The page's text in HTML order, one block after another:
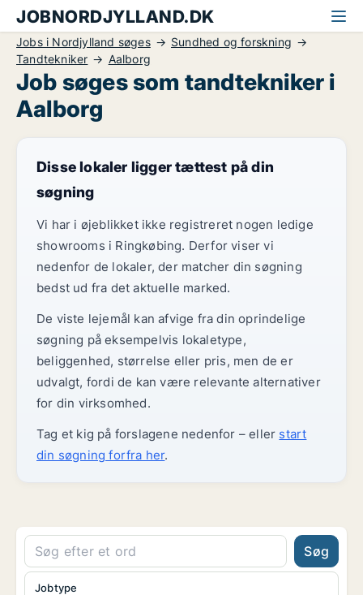
JOBNORDJYLLAND.DK
Jobs i Nordjylland søges
Sundhed og forskning
Tandtekniker
Aalborg
Job søges som tandtekniker i
Aalborg
Disse lokaler ligger tættest på din
søgning
Vi har i øjeblikket ikke registreret nogen ledige
showrooms i Ringkøbing. Derfor viser vi
nedenfor de lokaler, der matcher din søgning
bedst ud fra det aktuelle marked.
De viste lejemål kan afvige fra din oprindelige
søgning på eksempelvis lokaletype,
beliggenhed, størrelse eller pris, men de er
udvalgt, fordi de kan være relevante alternativer
for din virksomhed.
Tag et kig på forslagene nedenfor – eller start
din søgning forfra her.
Søg
Jobtype